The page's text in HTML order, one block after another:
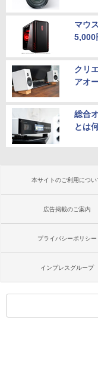
マウ
5,000
クリ
アオ
総合
とは
本サイトのご利用につい
広告掲載のご案内
プライバシーポリシー
インプレスグループ